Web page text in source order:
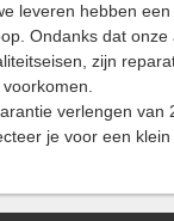
leveren hebben
Ondanks dat onze
zijn
verlengen van
je voor een klein